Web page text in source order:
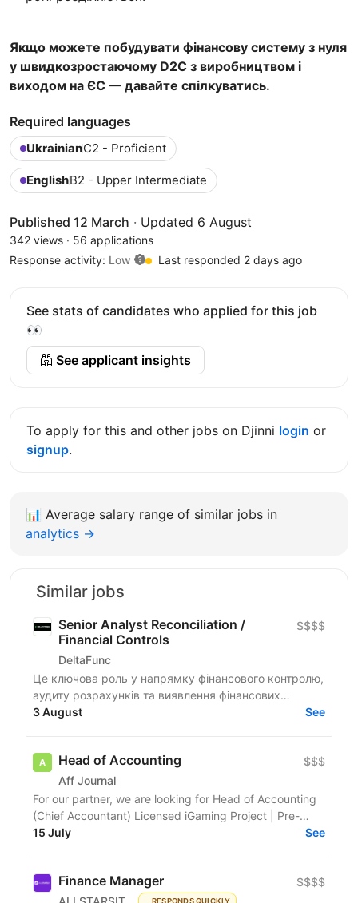
Якщо можете побудувати фінансову систему з нуля
у швидкозростаючому D2C з виробництвом і
виходом на ЄС — давайте спілкуватись.
Required languages
UkrainianC2 - Proficient
EnglishB2 - Upper Intermediate
Published 12 March · Updated 6 August
342 views · 56 applications
Response activity: Low Last responded 2 days ago
See stats of candidates who applied for this job
👀
See applicant insights
To apply for this and other jobs on Djinni login or
signup.
📊 Average salary range of similar jobs in
analytics →
Similar jobs
Senior Analyst Reconciliation /
Financial Controls
DeltaFunc
$$$$
Це ключова роль у напрямку фінансового контролю,
аудиту розрахунків та виявлення фінансових
ризиків. Спеціаліст відповідатиме за аналіз
3 August See
Head of Accounting
Aff Journal
$$$
For our partner, we are looking for Head of Accounting
(Chief Accountant) Licensed iGaming Project | Pre-
launch | Kyiv, Ukraine About the Company We are an...
15 July See
Finance Manager
RESPONDS QUICKLY
$$$$